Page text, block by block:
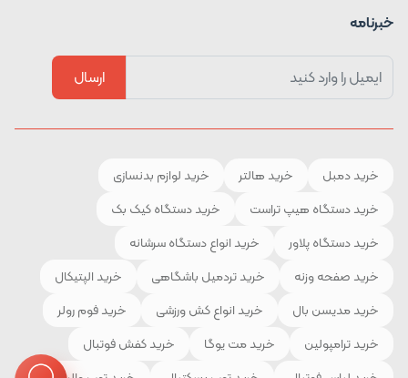
خبرنامه
ارسال
خرید دمبل خرید هالتر
خرید لوازم بدنسازی
خرید دستگاه هیپ تراست
خرید دستگاه کیک بک
خرید دستگاه پلاور
خرید انواع دستگاه سرشانه
خرید صفحه وزنه
خرید تردمیل باشگاهی
خرید الپتیکال
خرید مدیسن بال
خرید انواع کش ورزشی
خرید فوم رولر
خرید ترامپولین
خرید مت یوگا
خرید کفش فوتبال